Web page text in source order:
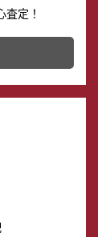
定！
時計販売の
新しい時計